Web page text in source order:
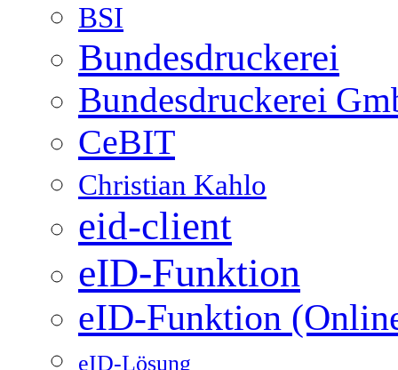
BSI
Bundesdruckerei
Bundesdruckerei
CeBIT
Christian Kahlo
eid-client
eID-Funktion
eID-Funktion
eID-Lösung